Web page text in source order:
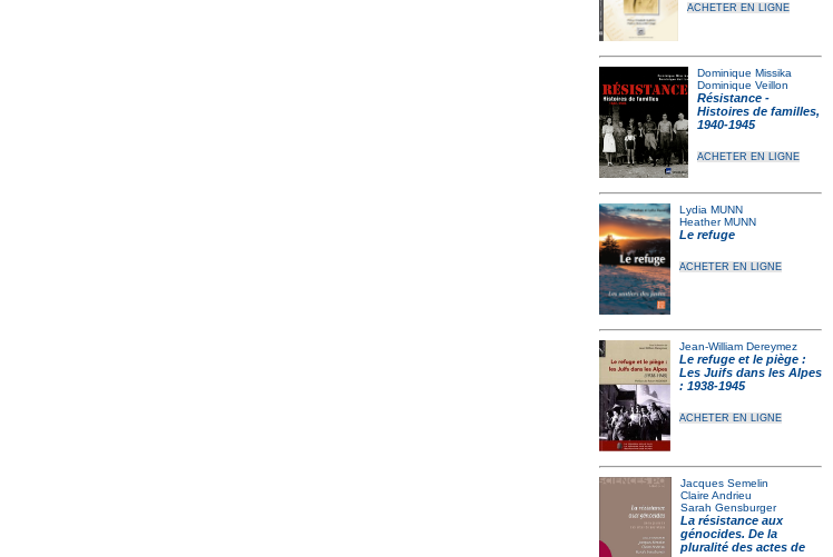
ACHETER EN LIGNE
Dominique Missika
Dominique Veillon
Résistance -
Histoires de familles,
1940-1945
ACHETER EN LIGNE
Lydia MUNN
Heather MUNN
Le refuge
ACHETER EN LIGNE
Jean-William Dereymez
Le refuge et le piège :
Les Juifs dans les Alpes
: 1938-1945
ACHETER EN LIGNE
Jacques Semelin
Claire Andrieu
Sarah Gensburger
La résistance aux
génocides. De la
pluralité des actes de